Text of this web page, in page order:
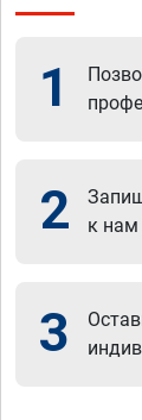
1
2
к нам
3